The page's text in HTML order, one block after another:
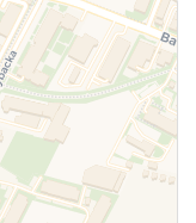
informację o